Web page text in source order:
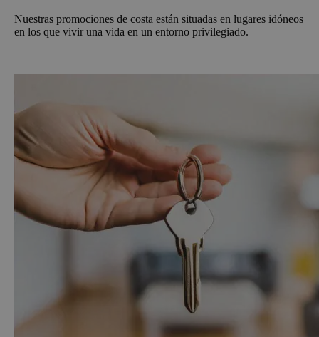
Nuestras promociones de costa están situadas en lugares idóneos
en los que vivir una vida en un entorno privilegiado.